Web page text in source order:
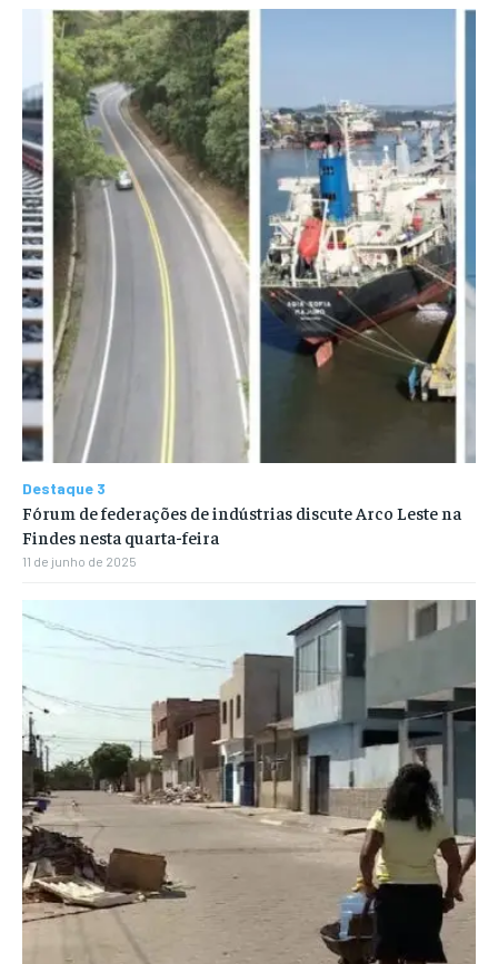
Destaque 3
Fórum de federações de indústrias discute Arco Leste na
Findes nesta quarta-feira
11 de junho de 2025